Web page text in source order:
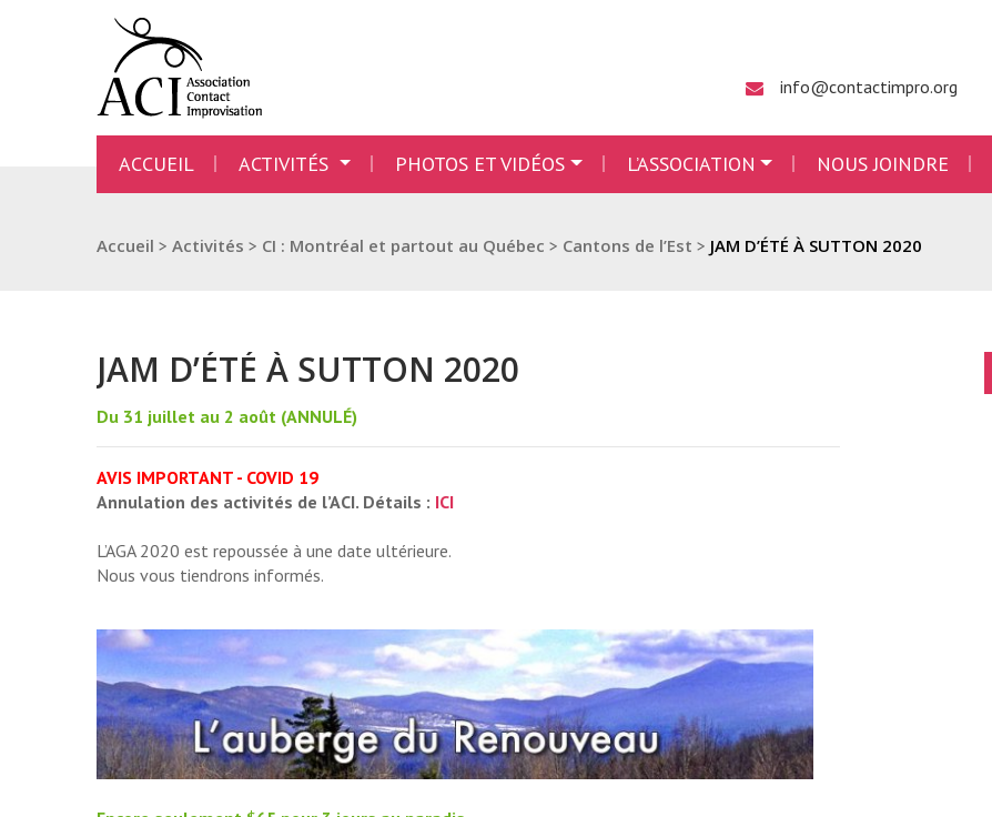
info@contactimpro.org
ACCUEIL ACTIVITÉS PHOTOS ET VIDÉOS L’ASSOCIATION NOUS JOINDRE
Accueil > Activités > CI : Montréal et partout au Québec > Cantons de l’Est > JAM D’ÉTÉ À SUTTON 2020
JAM D’ÉTÉ À SUTTON 2020
Du 31 juillet au 2 août (ANNULÉ)
AVIS IMPORTANT - COVID 19
Annulation des activités de l’ACI. Détails : ICI
L’AGA 2020 est repoussée à une date ultérieure.
Nous vous tiendrons informés.